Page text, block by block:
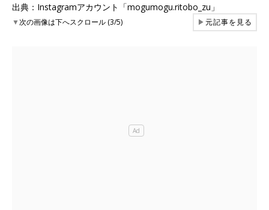
出典：Instagramアカウント「mogumogu.ritobo_zu」
▼次の画像は下へスクロール (3/5) ▶元記事を見る